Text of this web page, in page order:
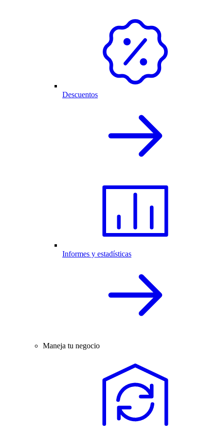
Descuentos
Informes y estadísticas
Maneja tu negocio